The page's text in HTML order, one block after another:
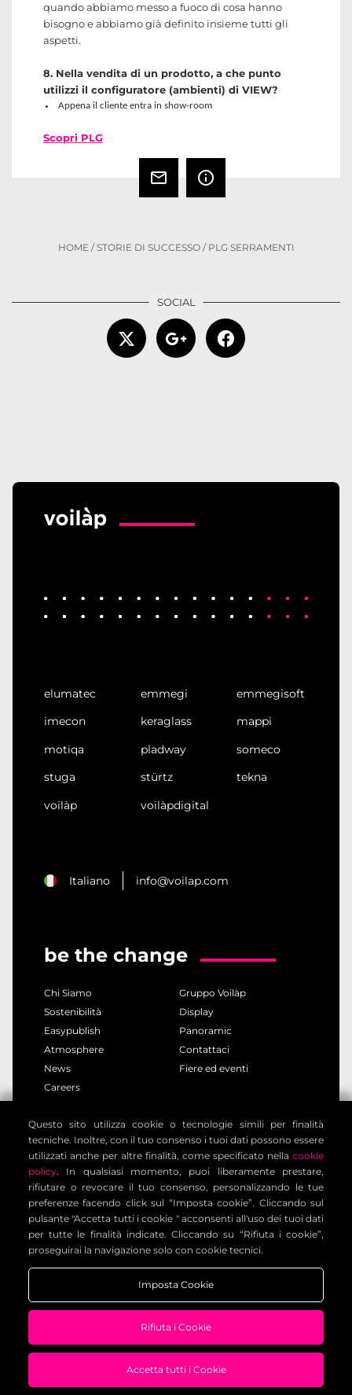
quando abbiamo messo a fuoco di cosa hanno
bisogno e abbiamo già definito insieme tutti gli
aspetti.
8. Nella vendita di un prodotto, a che punto
utilizzi il configuratore (ambienti) di VIEW?
Appena il cliente entra in show-room
Scopri PLG
mail_outline info_outline
HOME/STORIE DI SUCCESSO/ PLG SERRAMENTI
elumatec emmegi
emmegisoft
imecon
keraglass
mappi
motiqa
pladway
someco
stuga
stürtz
tekna
voilàp
voilàpdigital
Italiano info@voilap.com
be the change
Chi Siamo
Gruppo Voilàp
Sostenibilità
Display
Easypublish
Panoramic
Atmosphere
Contattaci
News
Fiere ed eventi
Careers
privacy policy
cookie policy
note legali
informativa clienti
informativa contatti
condizioni generali
impostazione cookies
Voilàp Digital S.r.l. - Via Archimede, 10 - 41019 Limidi di
Soliera (MO) - ITALY - C.F - P.IVA 03556220360
Questo sito utilizza cookie o tecnologie simili per finalità
tecniche. Inoltre, con il tuo consenso i tuoi dati possono essere
utilizzati anche per altre finalità, come specificato nella cookie
policy. In qualsiasi momento, puoi liberamente prestare,
rifiutare o revocare il tuo consenso, personalizzando le tue
preferenze facendo click sul “Imposta cookie”. Cliccando sul
pulsante "Accetta tutti i cookie " acconsenti all'uso dei tuoi dati
per tutte le finalità indicate. Cliccando su “Rifiuta i cookie”,
proseguirai la navigazione solo con cookie tecnici.
Imposta Cookie
Rifiuta i Cookie
Accetta tutti i Cookie